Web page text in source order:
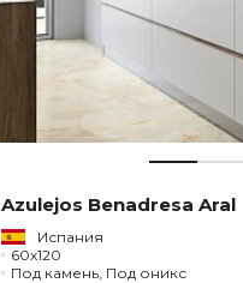
Azulejos Benadresa Aral
Испания
60x120
Под камень, Под оникс